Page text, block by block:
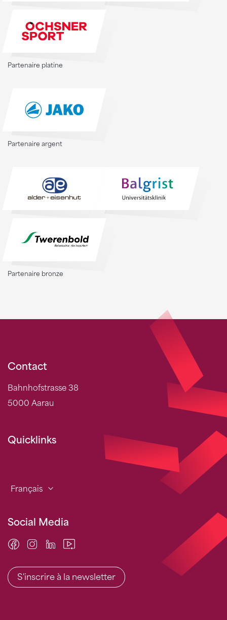
Partenaire platine
Partenaire argent
Partenaire bronze
Contact
Bahnhofstrasse 38
5000 Aarau
Quicklinks
Français
Social Media
S'inscrire à la newsletter